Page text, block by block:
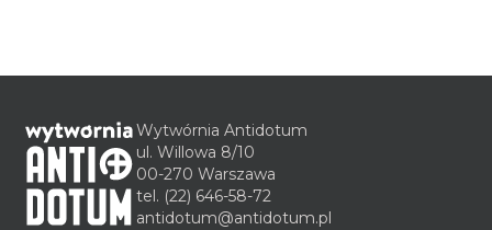
Wytwórnia Antidotum
ul. Willowa 8/10
00-270 Warszawa
tel. (22) 646-58-72
antidotum@antidotum.pl